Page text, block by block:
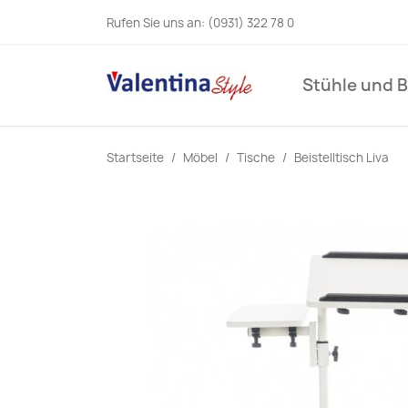
Rufen Sie uns an: (0931) 322 78 0
Stühle und
Startseite Möbel Tische Beistelltisch Liva